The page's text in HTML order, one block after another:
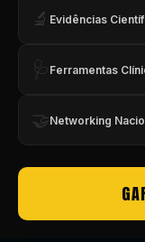
🔬 Evidências
🩺 Ferramentas
🤝 Networking